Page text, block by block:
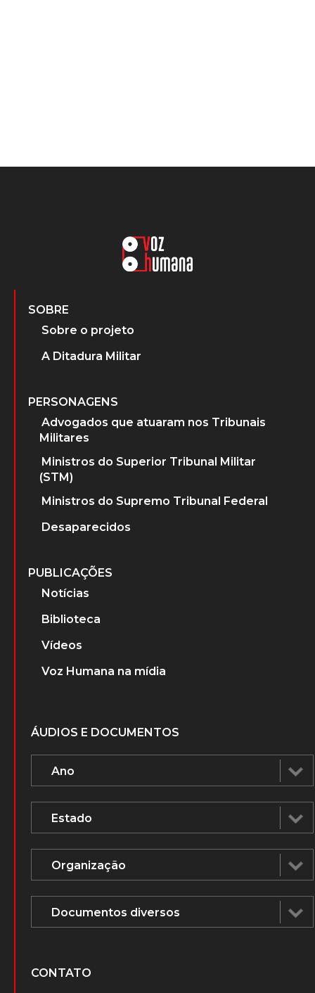
SOBRE
Sobre o projeto
A Ditadura Militar
PERSONAGENS
Advogados que atuaram nos Tribunais
Militares
Ministros do Superior Tribunal Militar
(STM)
Ministros do Supremo Tribunal Federal
Desaparecidos
PUBLICAÇÕES
Notícias
Biblioteca
Vídeos
Voz Humana na mídia
ÁUDIOS E DOCUMENTOS
CONTATO